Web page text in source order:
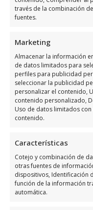
través de la combinación
fuentes.
Marketing
Almacenar la información
de datos limitados para
perfiles para publicidad
seleccionar la publicidad
personalizar el contenido,
contenido personalizado,
Uso de datos limitados
contenido.
Características
Cotejo y combinación de
otras fuentes de
dispositivos, Identificación
función de la información
automática.
Horario de
De
Días
Lunes
Jueves
Viernes
Sábado